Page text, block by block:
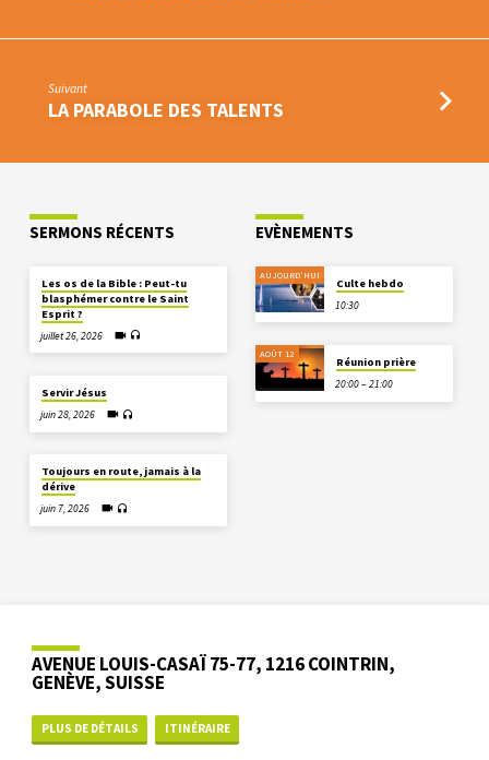
Suivant
LA PARABOLE DES TALENTS
SERMONS RÉCENTS
Les os de la Bible : Peut-tu
blasphémer contre le Saint
Esprit ?
juillet 26, 2026
Servir Jésus
juin 28, 2026
Toujours en route, jamais à la
dérive
juin 7, 2026
EVÈNEMENTS
AUJOURD'HUI
Culte hebdo
10:30
AOÛT 12
Réunion prière
20:00 – 21:00
AVENUE LOUIS-CASAÏ 75-77, 1216 COINTRIN,
GENÈVE, SUISSE
PLUS DE DÉTAILS ITINÉRAIRE